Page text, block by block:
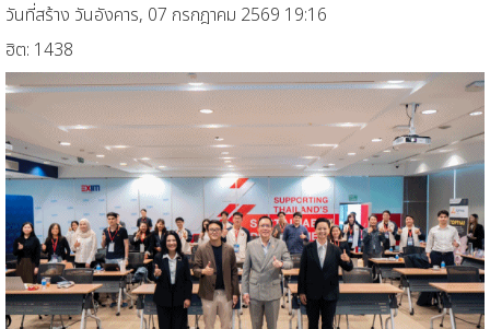
วันที่สร้าง วันอังคาร, 07 กรกฎาคม 2569 19:16
ฮิต: 1438